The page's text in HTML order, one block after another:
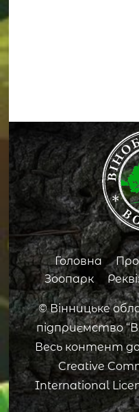
Головна
Зоопарк
©Вінницьке
підприємство
Весь контент
Creative
International